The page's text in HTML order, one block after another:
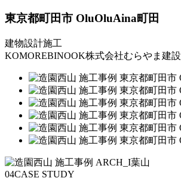
東京都町田市 OluOluAina町田
建物設計施工
KOMOREBINOOK株式会社むらやま建設
04CASE STUDY